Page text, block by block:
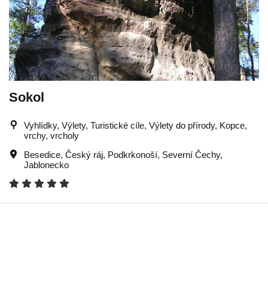
Sokol
Vyhlídky, Výlety, Turistické cíle, Výlety do přírody, Kopce,
vrchy, vrcholy
Besedice, Český ráj, Podkrkonoší, Severní Čechy,
Jablonecko